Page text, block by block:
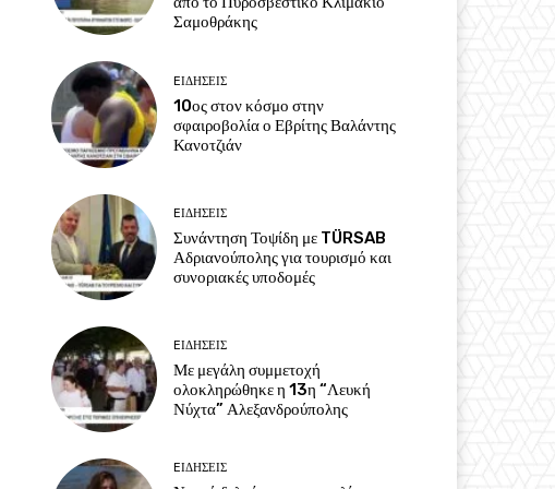
Σαμοθράκης
EΙΔΗΣΕΙΣ
10ος στον κόσμο στην
σφαιροβολία ο Εβρίτης Βαλάντης
Κανοτζιάν
EΙΔΗΣΕΙΣ
Συνάντηση Τοψίδη με TÜRSAB
Αδριανούπολης για τουρισμό και
συνοριακές υποδομές
EΙΔΗΣΕΙΣ
Με μεγάλη συμμετοχή
ολοκληρώθηκε η 13η “Λευκή
Νύχτα” Αλεξανδρούπολης
EΙΔΗΣΕΙΣ